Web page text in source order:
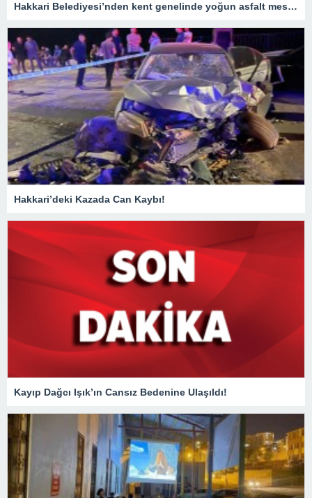
Hakkari Belediyesi’nden kent genelinde yoğun asfalt mesaisi
Hakkari’deki Kazada Can Kaybı!
Kayıp Dağcı Işık’ın Cansız Bedenine Ulaşıldı!